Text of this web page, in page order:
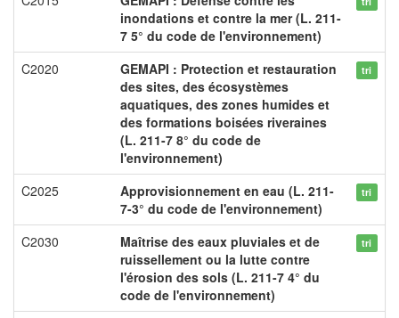
inondations et contre la mer (L. 211-
7 5° du code de l'environnement)
C2020
GEMAPI : Protection et restauration
des sites, des écosystèmes
aquatiques, des zones humides et
des formations boisées riveraines
(L. 211-7 8° du code de
l'environnement)
tri
C2025
Approvisionnement en eau (L. 211-
7-3° du code de l'environnement)
tri
C2030
Maîtrise des eaux pluviales et de
ruissellement ou la lutte contre
l'érosion des sols (L. 211-7 4° du
code de l'environnement)
tri